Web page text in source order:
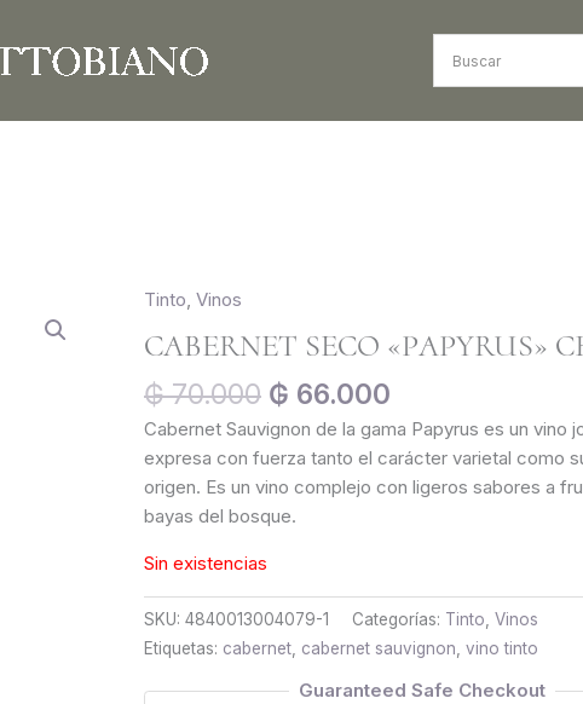
Tinto, Vinos
CABERNET SECO «PAPYRUS»
₲70.000
precio
original
era:
₲ 70.000.
₲ 66.000
precio
actual
₲ 66.000.
Cabernet Sauvignon de la gama Papyrus es un vino
expresa con fuerza tanto el carácter varietal como
origen. Es un vino complejo con ligeros sabores a
bayas del bosque.
Sin existencias
SKU: 4840013004079-1 Categorías: Tinto, Vinos
Etiquetas: cabernet, cabernet sauvignon, vino tinto
Guaranteed Safe Checkout